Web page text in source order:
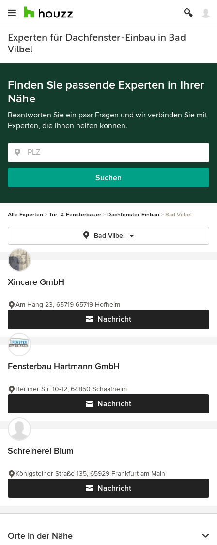
Experten für Dachfenster-Einbau in Bad
Vilbel
Finden Sie passende Experten in Ihrer
Nähe
Beantworten Sie ein paar Fragen und wir verbinden Sie mit
Experten, die Ihnen helfen können.
Suchen
Alle Experten Tür- & Fensterbauer Dachfenster-Einbau Bad Vilbel
Bad Vilbel
Xincare GmbH
Nachricht
Am Hang 23, 65719 65719 Hofheim
Fensterbau Hartmann GmbH
Nachricht
Berliner Str. 10-12, 64850 Schaafheim
Schreinerei Blum
Nachricht
Königsteiner Straße 135, 65929 Frankfurt am Main
Orte in der Nähe